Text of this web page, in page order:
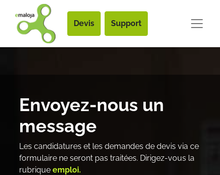
Devis Support
Envoyez-nous un
message
Les candidatures et les demandes de devis via ce
formulaire ne seront pas traitées. Dirigez-vous la
rubrique emploi.